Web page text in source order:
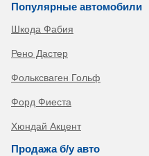
Популярные автомобили
Шкода Фабия
Рено Дастер
Фольксваген Гольф
Форд Фиеста
Хюндай Акцент
Продажа б/у авто